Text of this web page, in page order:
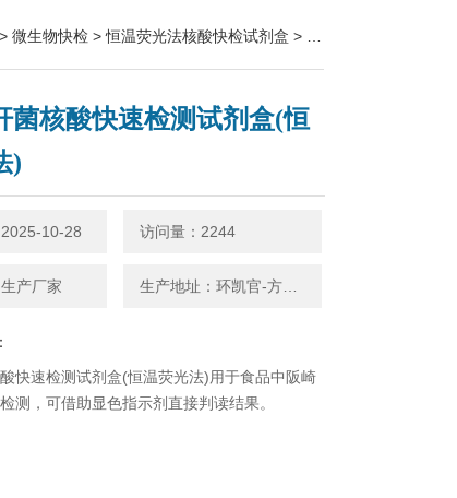
> 微生物快检 >恒温荧光法核酸快检试剂盒 > KJD10L阪崎肠杆菌核酸快速检测试剂盒(恒温荧光法)
菌核酸快速检测试剂盒(恒
)
10-28 访问量：2244
产厂家
快速检测试剂盒(恒温荧光法)用于食品中阪崎
测，可借助显色指示剂直接判读结果。